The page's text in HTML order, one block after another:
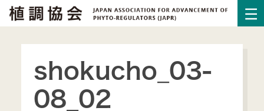
shokucho_03-
08_02